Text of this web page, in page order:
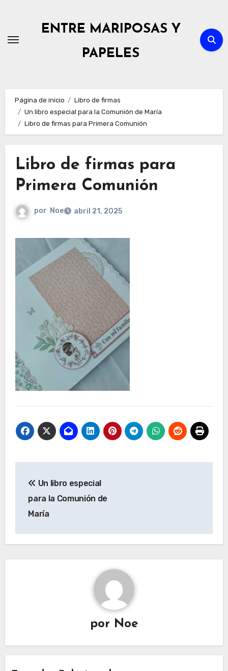
contenido
ENTRE MARIPOSAS Y
PAPELES
Página de inicio
Libro de firmas
Un libro especial para la Comunión de María
Libro de firmas para Primera Comunión
Libro de firmas para
Primera Comunión
por Noe abril 21, 2025
de
entradas
Un libro especial
para la Comunión de
María
por Noe